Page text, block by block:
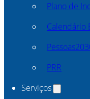
Plano de
Calendário
PRR
Serviços